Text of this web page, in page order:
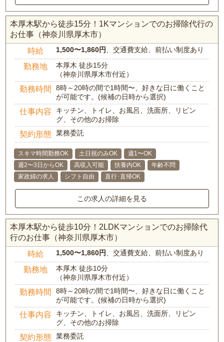
本厚木駅から徒歩15分！1Kマンションでのお掃除代行の
お仕事（神奈川県厚木市）
時給 1,500〜1,860円 、交通費支給、前払い制度あり
勤務地
本厚木 徒歩15分
（神奈川県厚木市付近）
勤務時間
8時～20時の間で1時間〜、好きな日に働くこと
が可能です。(候補の日時から選択)
仕事内容
キッチン、トイレ、お風呂、洗面所、リビン
グ、その他のお掃除
契約形態 業務委託
スキマ時間勤務OK 土日祝のみOK
週1〜OK
週2〜3日からOK
高収入可能 扶養内OK
年齢不問
家政婦の求人
シフト自由 直行･直帰OK
この求人の詳細を見る
本厚木駅から徒歩10分！2LDKマンションでのお掃除代
行のお仕事（神奈川県厚木市）
時給 1,500〜1,860円 、交通費支給、前払い制度あり
勤務地
本厚木 徒歩10分
（神奈川県厚木市付近）
勤務時間
8時～20時の間で1時間〜、好きな日に働くこと
が可能です。(候補の日時から選択)
仕事内容
キッチン、トイレ、お風呂、洗面所、リビン
グ、その他のお掃除
契約形態 業務委託